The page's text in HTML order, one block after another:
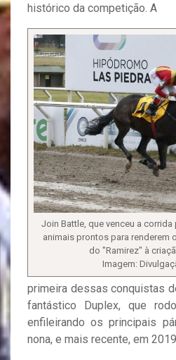
histórico da competição. A
Join Battle, que venceu a
animais prontos para renderem
do "Ramirez" à
Imagem:
primeira dessas conquistas
fantástico Duplex, que
enfileirando os principais
nona, e mais recente, em